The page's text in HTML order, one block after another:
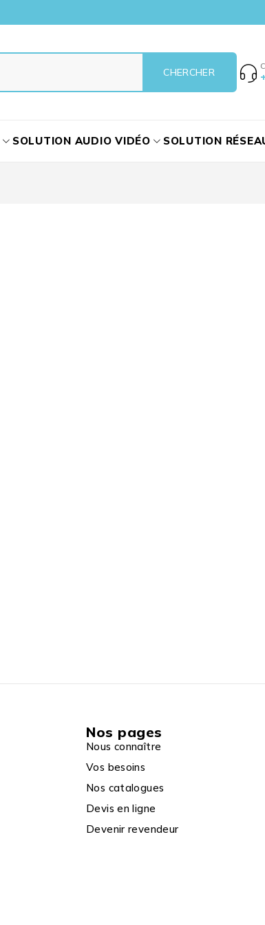
SOLUTION AUDIO VIDÉO SOLUTION
Nos pages
Nous connaître
Vos besoins
Nos catalogues
Devis en ligne
Devenir revendeur